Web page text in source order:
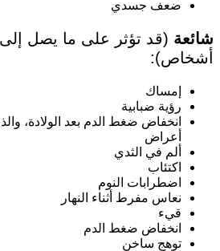
ضعف جسدي
شائعة
أشخاص):
إمساك
رؤية ضبابية
انخفاض ضغط الدم بعد الولادة،
أعراض
ألم في الثدي
اكتئاب
اضطرابات النوم
نعاس مفرط أثناء النهار
قيء
انخفاض ضغط الدم
توهج ساخن